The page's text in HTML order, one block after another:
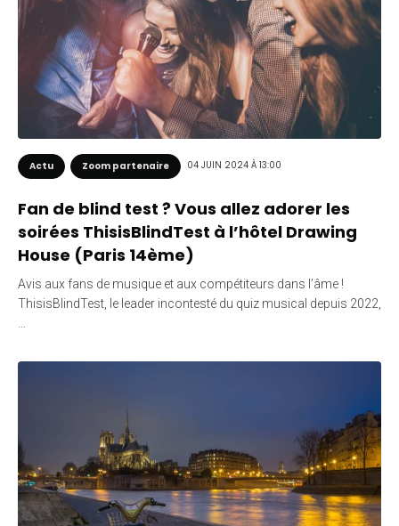
Actu Zoom partenaire 04 JUIN 2024 À 13:00
Fan de blind test ? Vous allez adorer les
soirées ThisisBlindTest à l’hôtel Drawing
House (Paris 14ème)
Avis aux fans de musique et aux compétiteurs dans l’âme !
ThisisBlindTest, le leader incontesté du quiz musical depuis 2022,